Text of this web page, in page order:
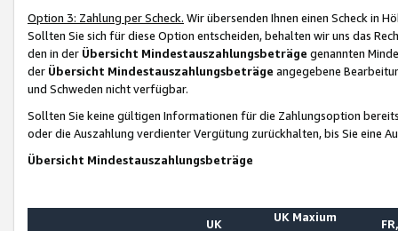
Option 3: Zahlung per Scheck. Wir übersenden Ihnen einen Scheck in
Sollten Sie sich für diese Option entscheiden, behalten wir uns das
den in der Übersicht Mindestauszahlungsbeträge genannten
der Übersicht Mindestauszahlungsbeträge angegebene
und Schweden nicht verfügbar.
Sollten Sie keine gültigen Informationen für die Zahlungsoption
oder die Auszahlung verdienter Vergütung zurückhalten, bis Sie
Übersicht Mindestauszahlungsbeträge
UK
UK Maxium